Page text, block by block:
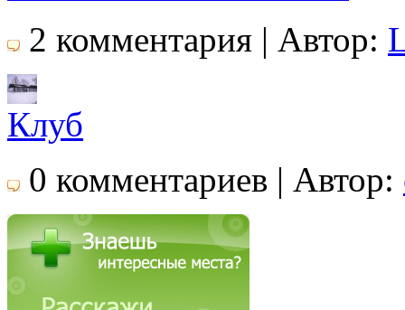
2 комментария | Автор:
Клуб
0 комментариев | Автор: